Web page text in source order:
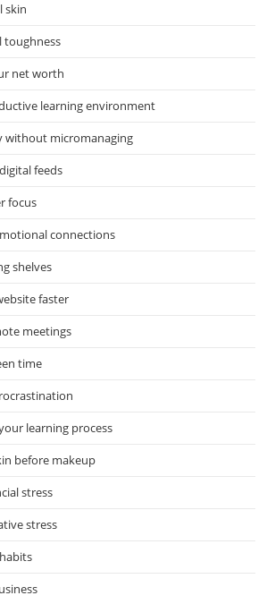
skin
toughness
net worth
learning environment
without micromanaging
feeds
focus
connections
shelves
faster
meetings
time
learning process
before makeup
stress
stress